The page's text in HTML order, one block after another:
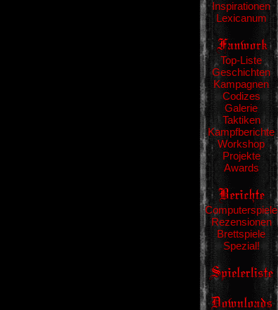
Inspirationen
Lexicanum
Top-Liste
Geschichten
Kampagnen
Codizes
Galerie
Taktiken
Kampfberichte
Workshop
Projekte
Awards
Computerspiele
Rezensionen
Brettspiele
Spezial!